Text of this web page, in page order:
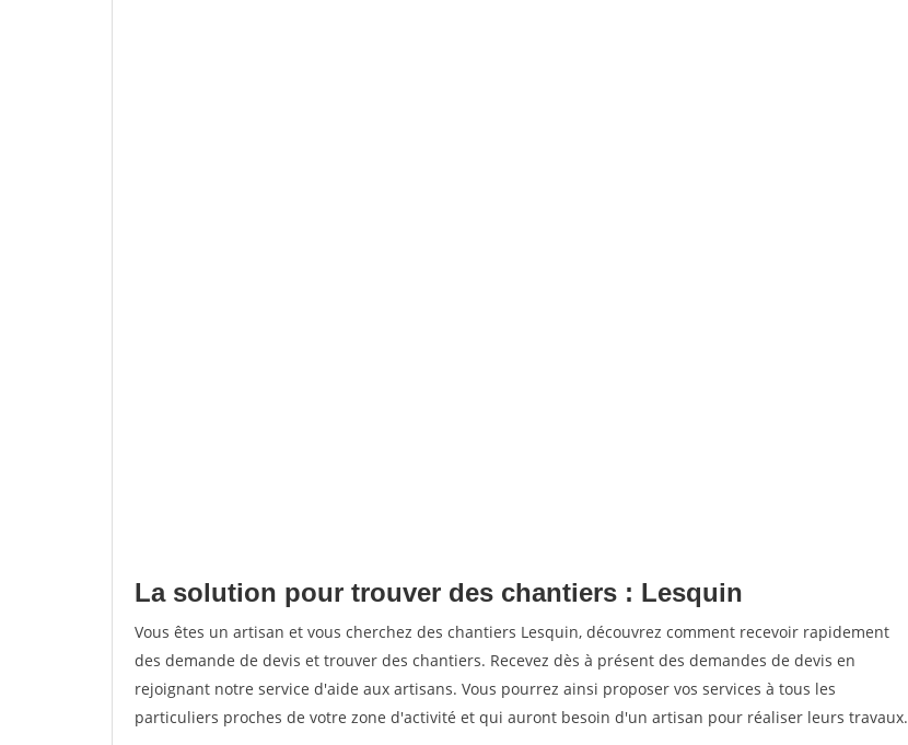
La solution pour trouver des chantiers : Lesquin
Vous êtes un artisan et vous cherchez des chantiers Lesquin, découvrez comment recevoir rapidement
des demande de devis et trouver des chantiers. Recevez dès à présent des demandes de devis en
rejoignant notre service d'aide aux artisans. Vous pourrez ainsi proposer vos services à tous les
particuliers proches de votre zone d'activité et qui auront besoin d'un artisan pour réaliser leurs travaux.